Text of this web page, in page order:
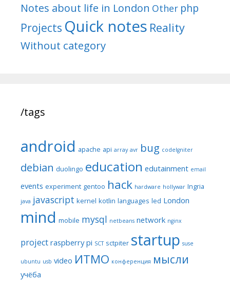
Notes about life in London Other php
Projects Quick notes Reality
Without category
/tags
android apache api array avr bug codeIgniter
debian duolingo education edutainment email
events experiment gentoo hack hardware hollywar Ingria
java javascript kernel kotlin languages led London
mind mobile mysql netbeans network nginx
project raspberry pi SCT sctpiter startup suse
ubuntu usb video ИТМО конференция мысли
учёба